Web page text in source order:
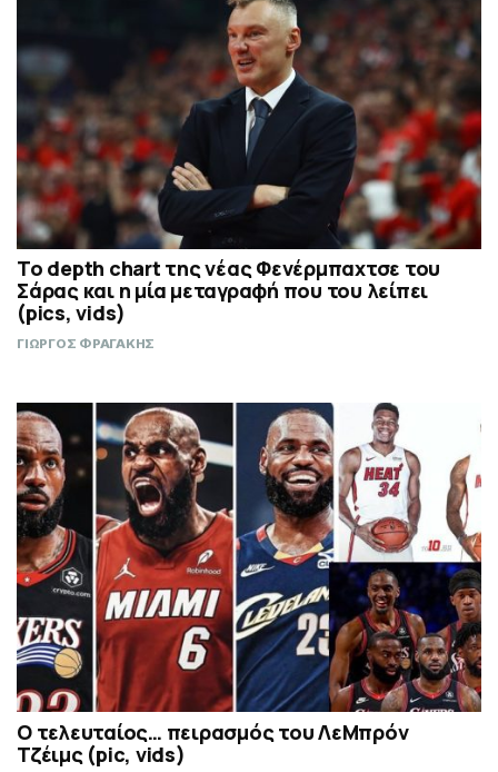
Το depth chart της νέας Φενέρμπαχτσε του
Σάρας και η μία μεταγραφή που του λείπει
(pics, vids)
ΓΙΩΡΓΟΣ ΦΡΑΓΑΚΗΣ
Ο τελευταίος… πειρασμός του ΛεΜπρόν
Τζέιμς (pic, vids)